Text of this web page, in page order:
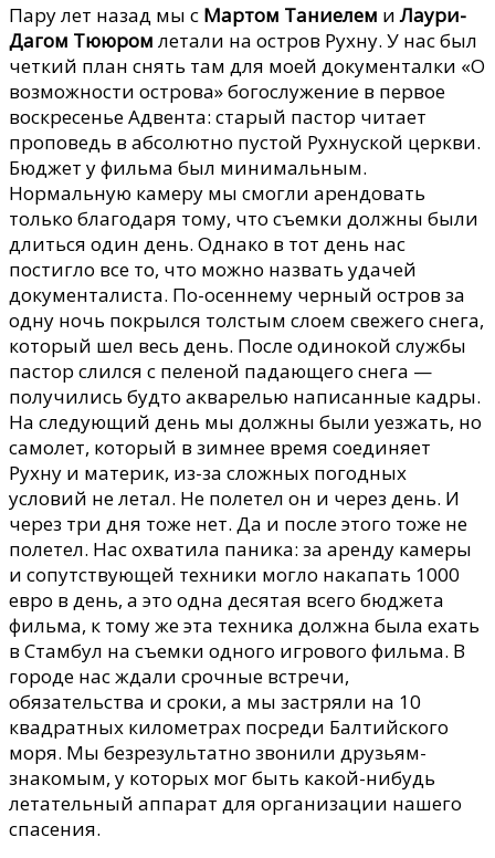
Пару лет назад мы с Мартом Таниелем иЛаури-
Дагом Тююром летали на остров Рухну. У нас был
четкий план снять там для моей документалки «О
возможности острова» богослужение в первое
воскресенье Адвента: старый пастор читает
проповедь в абсолютно пустой Рухнуской церкви.
Бюджет у фильма был минимальным.
Нормальную камеру мы смогли арендовать
только благодаря тому, что съемки должны были
длиться один день. Однако в тот день нас
постигло все то, что можно назвать удачей
документалиста. По-осеннему черный остров за
одну ночь покрылся толстым слоем свежего снега,
который шел весь день. После одинокой службы
пастор слился с пеленой падающего снега —
получились будто акварелью написанные кадры.
На следующий день мы должны были уезжать, но
самолет, который в зимнее время соединяет
Рухну и материк, из-за сложных погодных
условий не летал. Не полетел он и через день. И
через три дня тоже нет. Да и после этого тоже не
полетел. Нас охватила паника: за аренду камеры
и сопутствующей техники могло накапать 1000
евро в день, а это одна десятая всего бюджета
фильма, к тому же эта техника должна была ехать
в Стамбул на съемки одного игрового фильма. В
городе нас ждали срочные встречи,
обязательства и сроки, а мы застряли на 10
квадратных километрах посреди Балтийского
моря. Мы безрезультатно звонили друзьям-
знакомым, у которых мог быть какой-нибудь
летательный аппарат для организации нашего
спасения.